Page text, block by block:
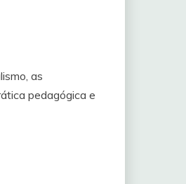
as
pedagógica e